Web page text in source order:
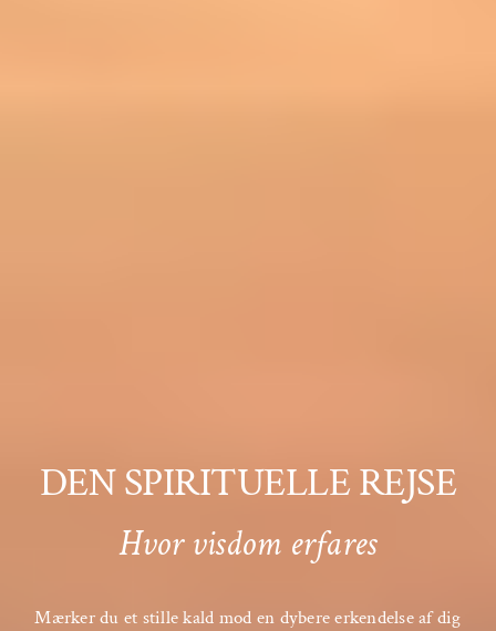
DEN SPIRITUELLE REJSE
Hvor visdom erfares
Mærker du et stille kald mod en dybere erkendelse af dig